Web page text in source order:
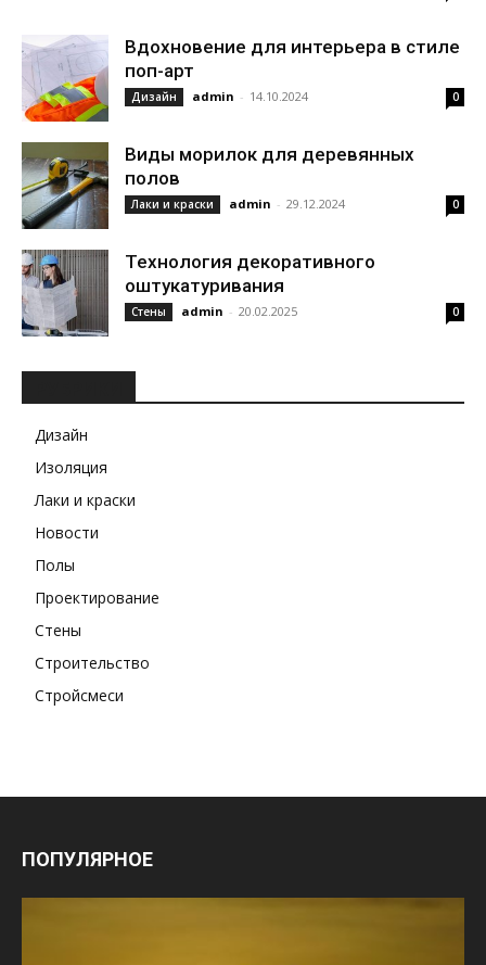
Вдохновение для интерьера в стиле
поп-арт
Дизайн admin - 14.10.2024 0
Виды морилок для деревянных
полов
Лаки и краски admin - 29.12.2024 0
Технология декоративного
оштукатуривания
Стены admin - 20.02.2025 0
Дизайн
Изоляция
Лаки и краски
Новости
Полы
Проектирование
Стены
Строительство
Стройсмеси
ПОПУЛЯРНОЕ